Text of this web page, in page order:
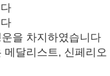
을 차지하였습니다
메달리스트, 신페리오